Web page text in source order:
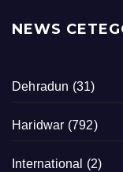
NEWS
Dehradun (31)
Haridwar (792)
International (2)